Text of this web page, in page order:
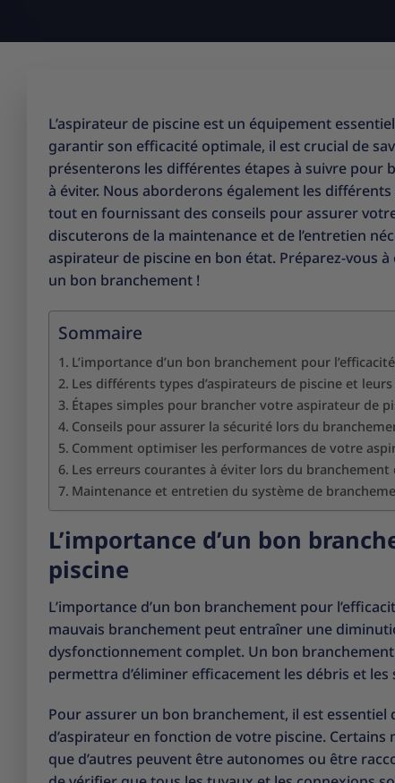
L’aspirateur de piscine est un équipement
garantir son efficacité optimale, il est crucial de
présenterons les différentes étapes à suivre pour
à éviter. Nous aborderons également les
tout en fournissant des conseils pour assurer
discuterons de la maintenance et de l’entretien
aspirateur de piscine en bon état. Préparez-vous
un bon branchement !
Sommaire
L’importance d’un bon branchement pour
Les différents types d’aspirateurs de piscine et
Étapes simples pour brancher votre aspirateur de
Conseils pour assurer la sécurité lors du
Comment optimiser les performances de votre
Les erreurs courantes à éviter lors du branchement
Maintenance et entretien du système de
L’importance d’un bon
piscine
L’importance d’un bon branchement pour
mauvais branchement peut entraîner une
dysfonctionnement complet. Un bon
permettra d’éliminer efficacement les débris et
Pour assurer un bon branchement, il est
d’aspirateur en fonction de votre piscine.
que d’autres peuvent être autonomes ou être